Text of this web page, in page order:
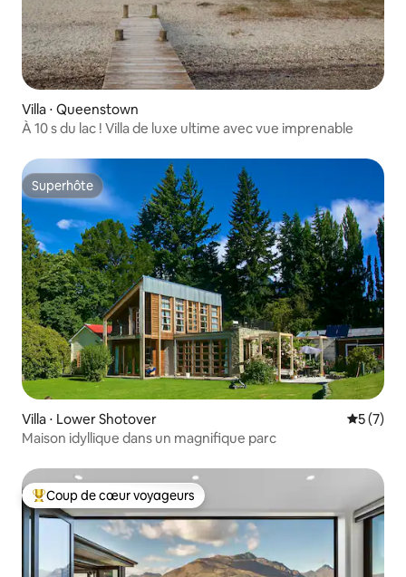
Villa ⋅ Queenstown
À 10 s du lac ! Villa de luxe ultime avec vue imprenable
Superhôte
Superhôte
Villa ⋅ Lower Shotover
5 (7)
Maison idyllique dans un magnifique parc
Coups de cœur voyageurs les plus appréciés
Coup de cœur voyageurs